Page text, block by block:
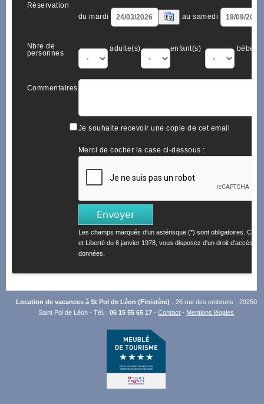
Réservation
du mardi
au samedi
Nbre de
personnes
adulte(s) enfant(s) bébé(s)
Commentaires
Je souhaite recevoir une copie de cet email
Merci de cocher la case ci-dessous :
Les champs marqués d'un astérisque (*) sont obligatoires.
et Liberté du 6 janvier 1978, vous disposez d'un droit d'accès et
données.
Location de vacances à St Pol de Léon (Finistère) - 26 rue des embruns - 29250
Saint Pol de Léon - Tél. :06 15 55 65 17 -Contact - Mentions légales